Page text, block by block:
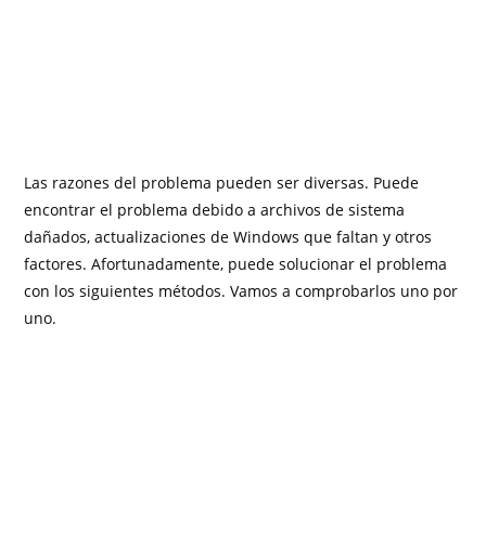
Las razones del problema pueden ser diversas. Puede
encontrar el problema debido a archivos de sistema
dañados, actualizaciones de Windows que faltan y otros
factores. Afortunadamente, puede solucionar el problema
con los siguientes métodos. Vamos a comprobarlos uno por
uno.